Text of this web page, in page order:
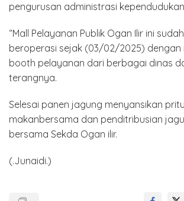
pengurusan administrasi
“Mall Pelayanan Publik Ogan Ilir ini
beroperasi sejak (03/02/2025) dengan
booth pelayanan dari berbagai dinas
terangnya.
Selesai panen jagung menyansikan
makanbersama dan penditribusian
bersama Sekda Ogan ilir.
(.Junaidi.)